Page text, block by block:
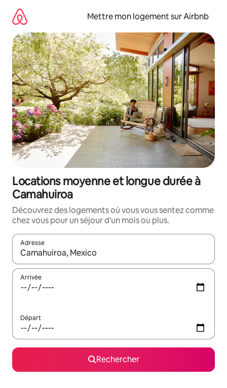
directement
contenu
Mettre mon logement sur Airbnb
Locations moyenne et longue durée à
Camahuiroa
Découvrez des logements où vous vous sentez comme
chez vous pour un séjour d'un mois ou plus.
Adresse
Lorsque les résultats s'affichent, utilisez les flèches vers le
Arrivée
Départ
Rechercher